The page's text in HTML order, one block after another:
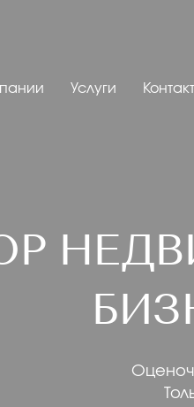
Услуги